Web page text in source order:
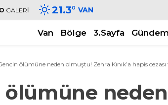
GALERİ 21.3° VAN
Van Bölge 3.Sayfa Gündem
ölümüne neden olmuştu! Zehra Kınık’a hapis
ölümüne